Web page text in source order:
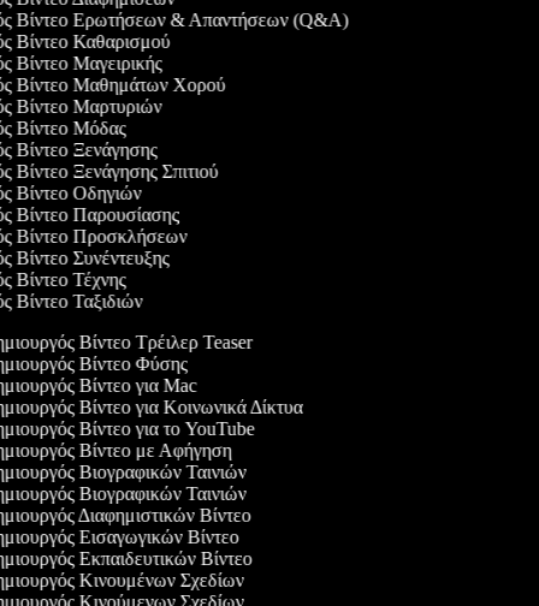
Βίντεο Ερωτήσεων & Απαντήσεων (Q&A)
Βίντεο Καθαρισμού
Βίντεο Μαγειρικής
Βίντεο Μαθημάτων Χορού
Βίντεο Μαρτυριών
Βίντεο Μόδας
Βίντεο Ξενάγησης
Βίντεο Ξενάγησης Σπιτιού
Βίντεο Οδηγιών
Βίντεο Παρουσίασης
Βίντεο Προσκλήσεων
Βίντεο Συνέντευξης
Βίντεο Τέχνης
Βίντεο Ταξιδιών
Βίντεο Τρέιλερ Teaser
Βίντεο Φύσης
Βίντεο για Mac
Βίντεο για Κοινωνικά Δίκτυα
Βίντεο για το YouTube
Βίντεο με Αφήγηση
Βιογραφικών Ταινιών
Βιογραφικών Ταινιών
Διαφημιστικών Βίντεο
Εισαγωγικών Βίντεο
Εκπαιδευτικών Βίντεο
Κινουμένων Σχεδίων